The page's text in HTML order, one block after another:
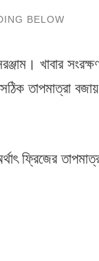
খাবার
তাপমাত্রা বজায়
ফ্রিজের